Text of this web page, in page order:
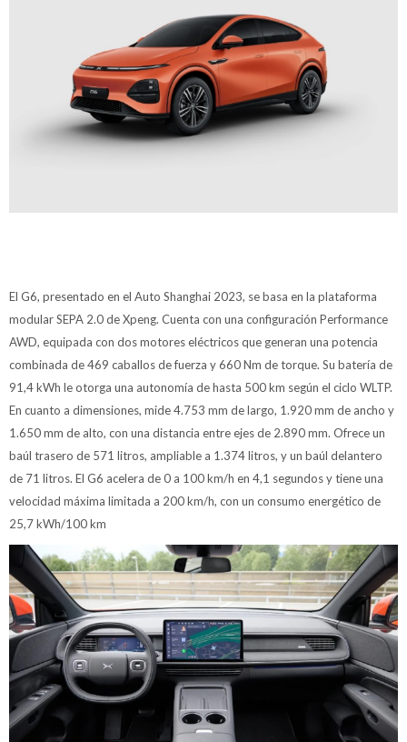
El G6, presentado en el Auto Shanghai 2023, se basa en la plataforma
modular SEPA 2.0 de Xpeng. Cuenta con una configuración Performance
AWD, equipada con dos motores eléctricos que generan una potencia
combinada de 469 caballos de fuerza y 660 Nm de torque. Su batería de
91,4 kWh le otorga una autonomía de hasta 500 km según el ciclo WLTP.
En cuanto a dimensiones, mide 4.753 mm de largo, 1.920 mm de ancho y
1.650 mm de alto, con una distancia entre ejes de 2.890 mm. Ofrece un
baúl trasero de 571 litros, ampliable a 1.374 litros, y un baúl delantero
de 71 litros. El G6 acelera de 0 a 100 km/h en 4,1 segundos y tiene una
velocidad máxima limitada a 200 km/h, con un consumo energético de
25,7 kWh/100 km